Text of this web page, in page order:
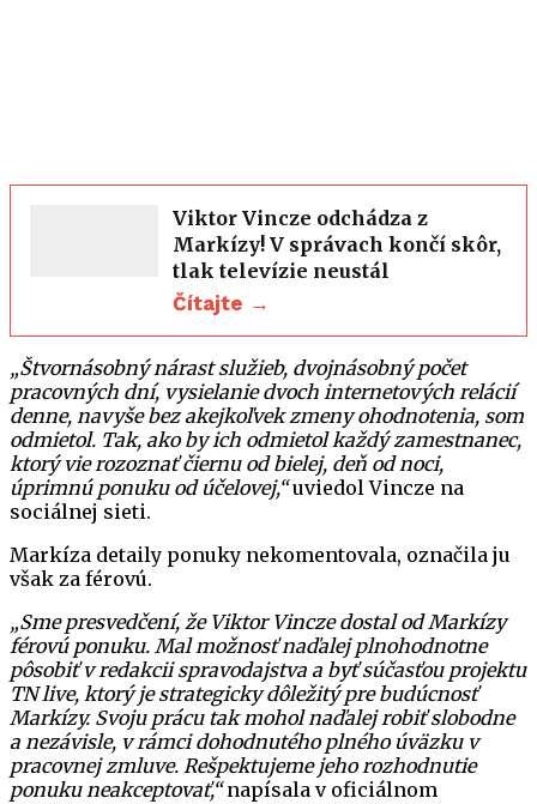
Viktor Vincze odchádza z
Markízy! V správach končí skôr,
tlak televízie neustál
Čítajte →
„Štvornásobný nárast služieb, dvojnásobný počet
pracovných dní, vysielanie dvoch internetových relácií
denne, navyše bez akejkoľvek zmeny ohodnotenia, som
odmietol. Tak, ako by ich odmietol každý zamestnanec,
ktorý vie rozoznať čiernu od bielej, deň od noci,
úprimnú ponuku od účelovej,“uviedol Vincze na
sociálnej sieti.
Markíza detaily ponuky nekomentovala, označila ju
však za férovú.
„Sme presvedčení, že Viktor Vincze dostal od Markízy
férovú ponuku. Mal možnosť naďalej plnohodnotne
pôsobiť v redakcii spravodajstva a byť súčasťou projektu
TN live, ktorý je strategicky dôležitý pre budúcnosť
Markízy. Svoju prácu tak mohol naďalej robiť slobodne
a nezávisle, v rámci dohodnutého plného úväzku v
pracovnej zmluve. Rešpektujeme jeho rozhodnutie
ponuku neakceptovať,“napísala v oficiálnom